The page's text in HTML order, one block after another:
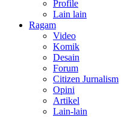
Profile
Lain lain
Ragam
Video
Komik
Desain
Forum
Citizen Jurnalism
Opini
Artikel
Lain-lain